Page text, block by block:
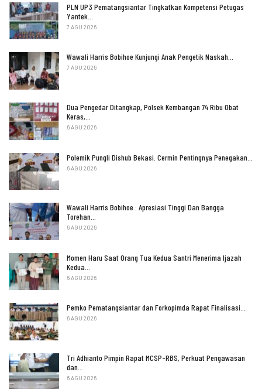
PLN UP3 Pematangsiantar Tingkatkan Kompetensi Petugas
Yantek…
7 AGU 2026
Wawali Harris Bobihoe Kunjungi Anak Pengetik Naskah…
7 AGU 2026
Dua Pengedar Ditangkap, Polsek Kembangan 74 Ribu Obat
Keras,…
6 AGU 2026
Polemik Pungli Dishub Bekasi. Cermin Pentingnya Penegakan…
6 AGU 2026
Wawali Harris Bobihoe : Apresiasi Tinggi Dan Bangga
Torehan…
6 AGU 2026
Momen Haru Saat Orang Tua Kedua Santri Menerima Ijazah
Kedua…
6 AGU 2026
Pemko Pematangsiantar dan Forkopimda Rapat Finalisasi…
6 AGU 2026
Tri Adhianto Pimpin Rapat MCSP-RBS, Perkuat Pengawasan
dan…
6 AGU 2026